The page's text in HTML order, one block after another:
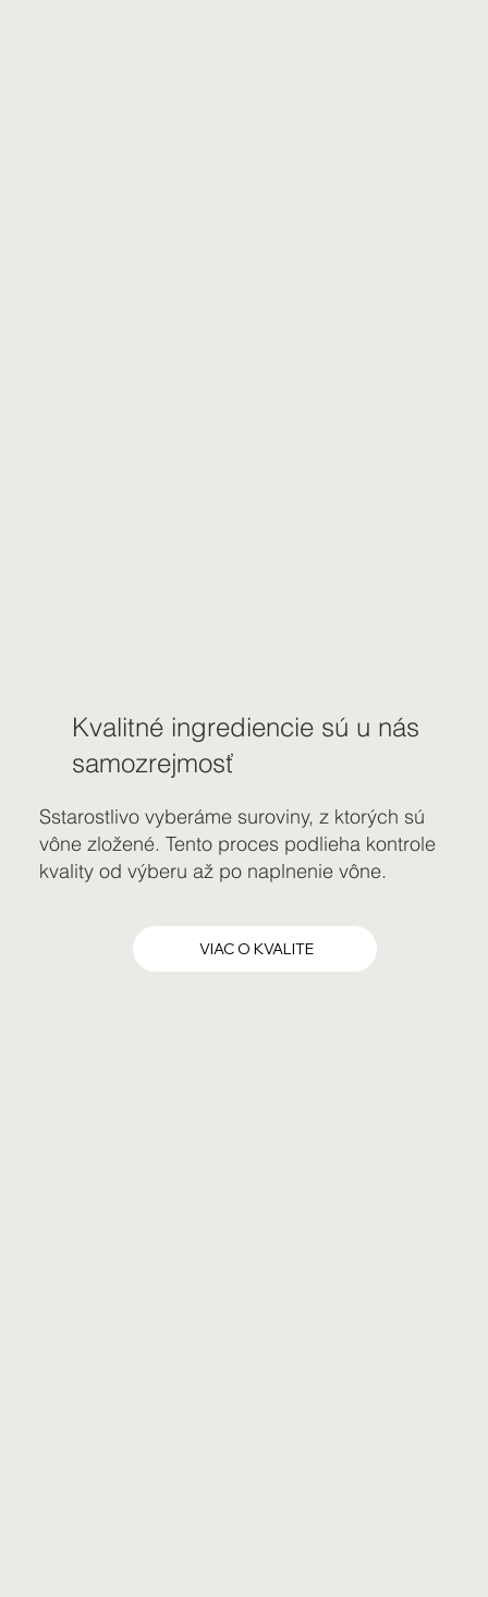
Kvalitné ingrediencie sú u nás
samozrejmosť
Sstarostlivo vyberáme suroviny, z ktorých sú
vône zložené. Tento proces podlieha kontrole
kvality od výberu až po naplnenie vône.
VIAC O KVALITE